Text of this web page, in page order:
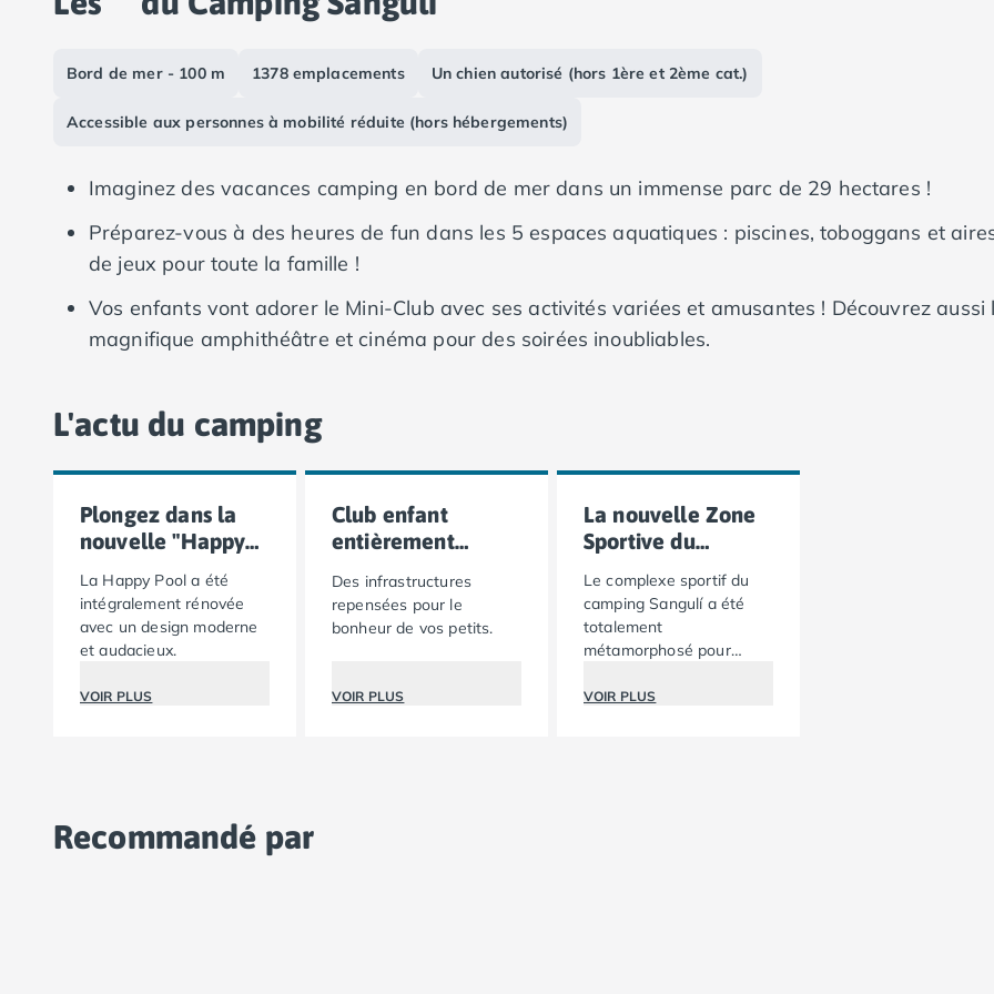
Camping Vias-Plage
Camping Argelès-sur-Mer
Camping Collioure
Camping Perpignan
Camping Saint-Cyprien
Camping Limousin
Camping Corrèze
Camping Lorraine
Camping Vosges
Camping Midi-Pyrénées
Camping Nant
Camping Saint-Amans-des-Cots
Camping Gers
Camping Lot-et-Garonne
Camping Tarn
Camping Nord-Pas-de-Calais
Camping Pas-de-Calais
Camping Berck
Camping Boulogne-sur-Mer
Camping Le Touquet
Camping La Baule-Escoublac
nombreux équipements pratiques.
Bord de mer - 100 m 1378 emplacements Un chien autorisé (hors 1ère et 2ème cat.)
Accessible aux personnes à mobilité réduite (hors hébergements)
Imaginez des vacances camping en bord de mer dans un immense parc de 29 hectares !
Préparez-vous à des heures de fun dans les 5 espaces aquatiques : piscines, toboggans et
de jeux pour toute la famille !
Vos enfants vont adorer le Mini-Club avec ses activités variées et amusantes ! Découvrez aussi
magnifique amphithéâtre et cinéma pour des soirées inoubliables.
L'actu du camping
Plongez dans la
nouvelle "Happy
La Happy Pool a été
intégralement rénovée
avec un design moderne
et audacieux.
VOIR PLUS
Club enfant
entièrement
Des infrastructures
repensées pour le
bonheur de vos petits.
VOIR PLUS
La nouvelle Zone
Sportive du
Sangulí !
Le complexe sportif du
camping Sangulí a été
totalement
métamorphosé pour
grands et modernes de la
VOIR PLUS
Recommandé par